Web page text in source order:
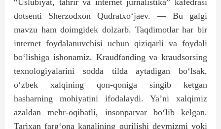
“Uslubiyat, tahrir va internet jurnalistika” kafedrasi
dotsenti Sherzodxon Qudratxo‘jaev. — Bu galgi
mavzu ham doimgidek dolzarb. Taqdimotlar har bir
internet foydalanuvchisi uchun qiziqarli va foydali
bo‘lishiga ishonamiz. Kraudfanding va kraudsorsing
texnologiyalarini sodda tilda aytadigan bo‘lsak,
o‘zbek xalqining qon-qoniga singib ketgan
hasharning mohiyatini ifodalaydi. Ya’ni xalqimiz
azaldan mehr-oqibatli, insonparvar bo‘lib kelgan.
Tarixan farg‘ona kanalining qurilishi deymizmi yoki